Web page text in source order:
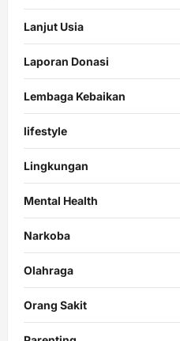
Lanjut Usia
Laporan Donasi
Lembaga Kebaikan
lifestyle
Lingkungan
Mental Health
Narkoba
Olahraga
Orang Sakit